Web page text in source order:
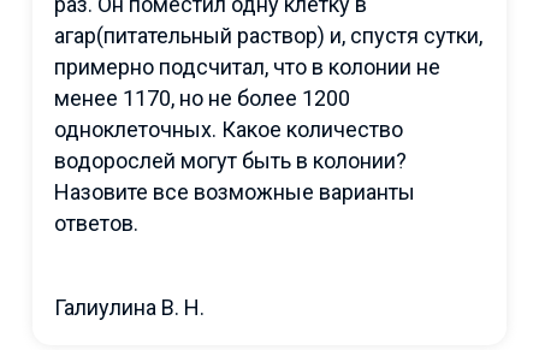
агар(питательный раствор) и, спустя сутки,
примерно подсчитал, что в колонии не
менее 1170, но не более 1200
одноклеточных. Какое количество
водорослей могут быть в колонии?
Назовите все возможные варианты
ответов.
Галиулина В. Н.